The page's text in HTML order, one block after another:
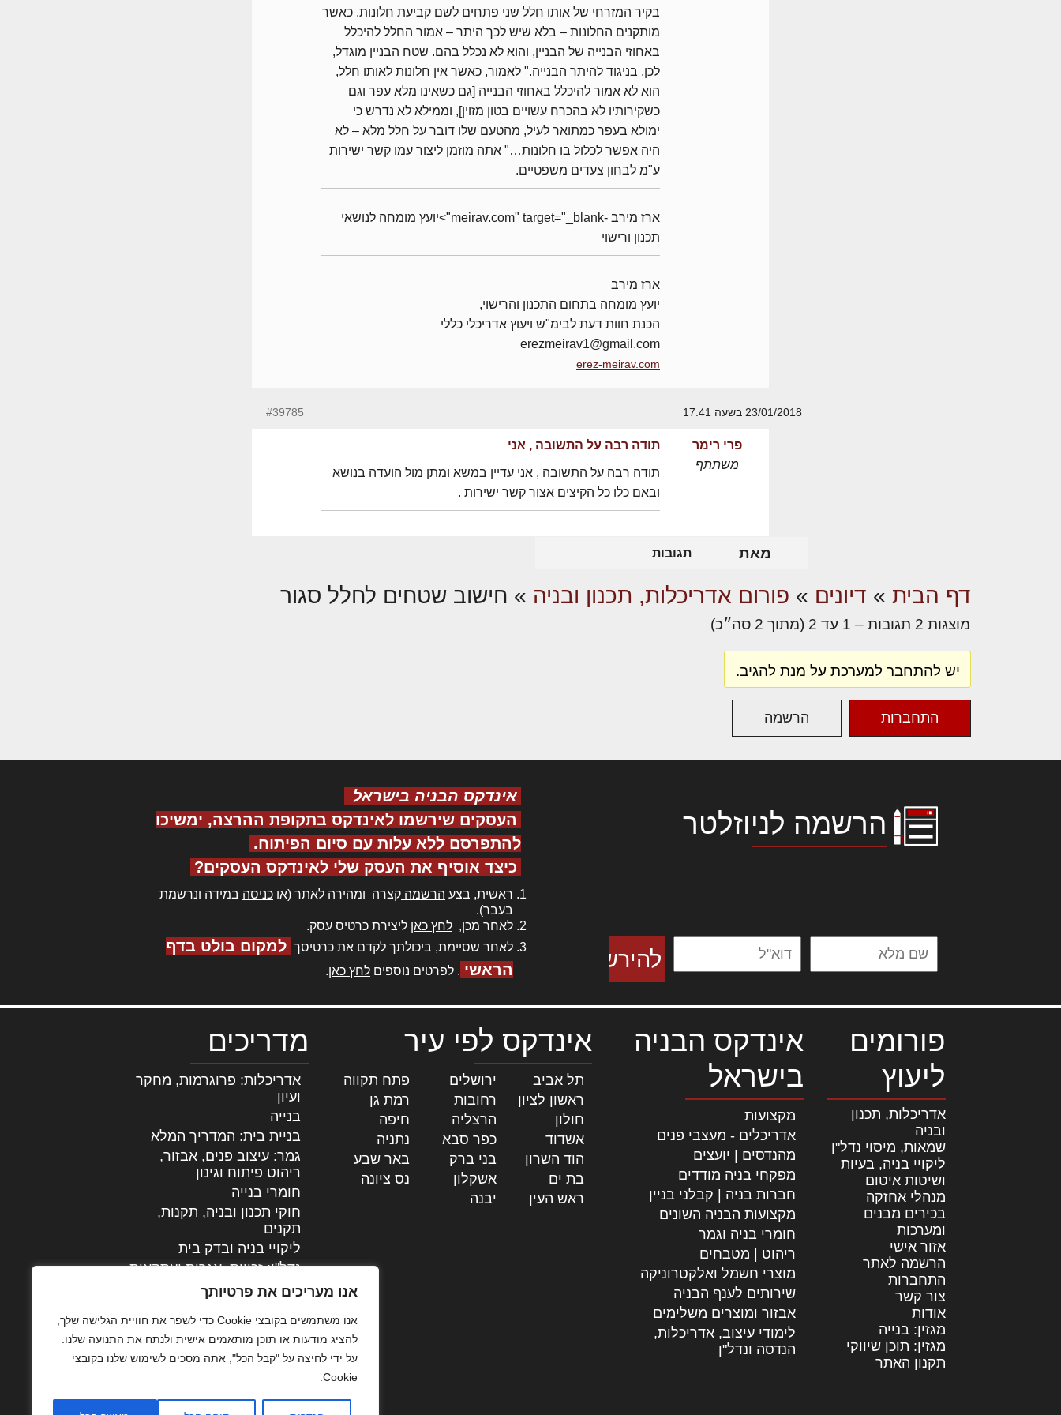
אנו מעריכים את פרטיותך
אנו משתמשים בקובצי Cookie כדי לשפר את חוויית הגלישה שלך,
להציג מודעות או תוכן מותאמים אישית ולנתח את התנועה שלנו.
על ידי לחיצה על "קבל הכל", אתה מסכים לשימוש שלנו בקובצי
Cookie.
בקיר המזרחי של אותו חלל שני פתחים לשם קביעת חלונות. כאשר
מותקנים החלונות – בלא שיש לכך היתר – אמור החלל להיכלל
באחוזי הבנייה של הבניין, והוא לא נכלל בהם. שטח הבניין מוגדל,
לכן, בניגוד להיתר הבנייה." לאמור, כאשר אין חלונות לאותו חלל,
הוא לא אמור להיכלל באחוזי הבנייה [גם כשאינו מלא עפר וגם
כשקירותיו לא בהכרח עשויים בטון מזוין], וממילא לא נדרש כי
ימולא בעפר כמתואר לעיל, מהטעם שלו דובר על חלל מלא – לא
היה אפשר לכלול בו חלונות…" אתה מוזמן ליצור עמו קשר ישירות
ע"מ לבחון צעדים משפטיים.
ארז מירב -meirav.com" target="_blank">יועץ מומחה לנושאי
תכנון ורישוי
ארז מירב
יועץ מומחה בתחום התכנון והרישוי,
הכנת חוות דעת לבימ"ש ויעוץ אדריכלי כללי
erezmeirav1@gmail.com
erez-meirav.com
23/01/2018 בשעה 17:41 #39785
פרי רימר
משתתף
תודה רבה על התשובה , אני
תודה רבה על התשובה , אני עדיין במשא ומתן מול הועדה בנושא
ובאם כלו כל הקיצים אצור קשר ישירות .
מאת תגובות
דף הבית » דיונים » פורום אדריכלות, תכנון ובניה » חישוב שטחים לחלל סגור
מוצגות 2 תגובות – 1 עד 2 (מתוך 2 סה״כ)
יש להתחבר למערכת על מנת להגיב.
התחברות הרשמה
הרשמה לניוזלטר
אינדקס הבניה בישראל
העסקים שירשמו לאינדקס בתקופת ההרצה, ימשיכו
להתפרסם ללא עלות עם סיום הפיתוח.
כיצד אוסיף את העסק שלי לאינדקס העסקים?
ראשית, בצע הרשמה קצרה ומהירה לאתר (או כניסה במידה ונרשמת
בעבר).
לאחר מכן, לחץ כאן ליצירת כרטיס עסק.
לאחר שסיימת, ביכולתך לקדם את כרטיסך למקום בולט בדף
הראשי . לפרטים נוספים לחץ כאן.
פורומים
ליעוץ
אדריכלות, תכנון
ובניה
שמאות, מיסוי נדל"ן
ליקויי בניה, בעיות
ושיטות איטום
מנהלי אחזקה
בכירים מבנים
ומערכות
אזור אישי
הרשמה לאתר
התחברות
צור קשר
אודות
מגזין: בנייה
מגזין: תוכן שיווקי
תקנון האתר
אינדקס הבניה
בישראל
מקצועות
אדריכלים - מעצבי פנים
מהנדסים | יועצים
מפקחי בניה מודדים
חברות בניה | קבלני בניין
מקצועות הבניה השונים
חומרי בניה וגמר
ריהוט | מטבחים
מוצרי חשמל ואלקטרוניקה
שירותים לענף הבניה
אבזור ומוצרים משלימים
לימודי עיצוב, אדריכלות,
הנדסה ונדל"ן
אינדקס לפי עיר
תל אביב ירושלים פתח תקווה
ראשון לציון
רחובות| רמת גן
חולון
הרצליה חיפה
אשדוד
כפר סבא| נתניה
הוד השרון
בני ברק באר שבע
בת ים
אשקלון נס ציונה
ראש העין
יבנה
מדריכים
אדריכלות: פרוגרמות, מחקר
ועיון
בנייה
בניית בית: המדריך המלא
גמר: עיצוב פנים, אבזור,
ריהוט פיתוח וגינון
חומרי בנייה
חוקי תכנון ובניה, תקנות,
תקנים
ליקויי בניה ובדק בית
נדל"ן: זכויות, אגרות ועסקאות
עיצוב הבית
מתקדמות
צילום אדריכלי
שיווק נדלן
והמלצות